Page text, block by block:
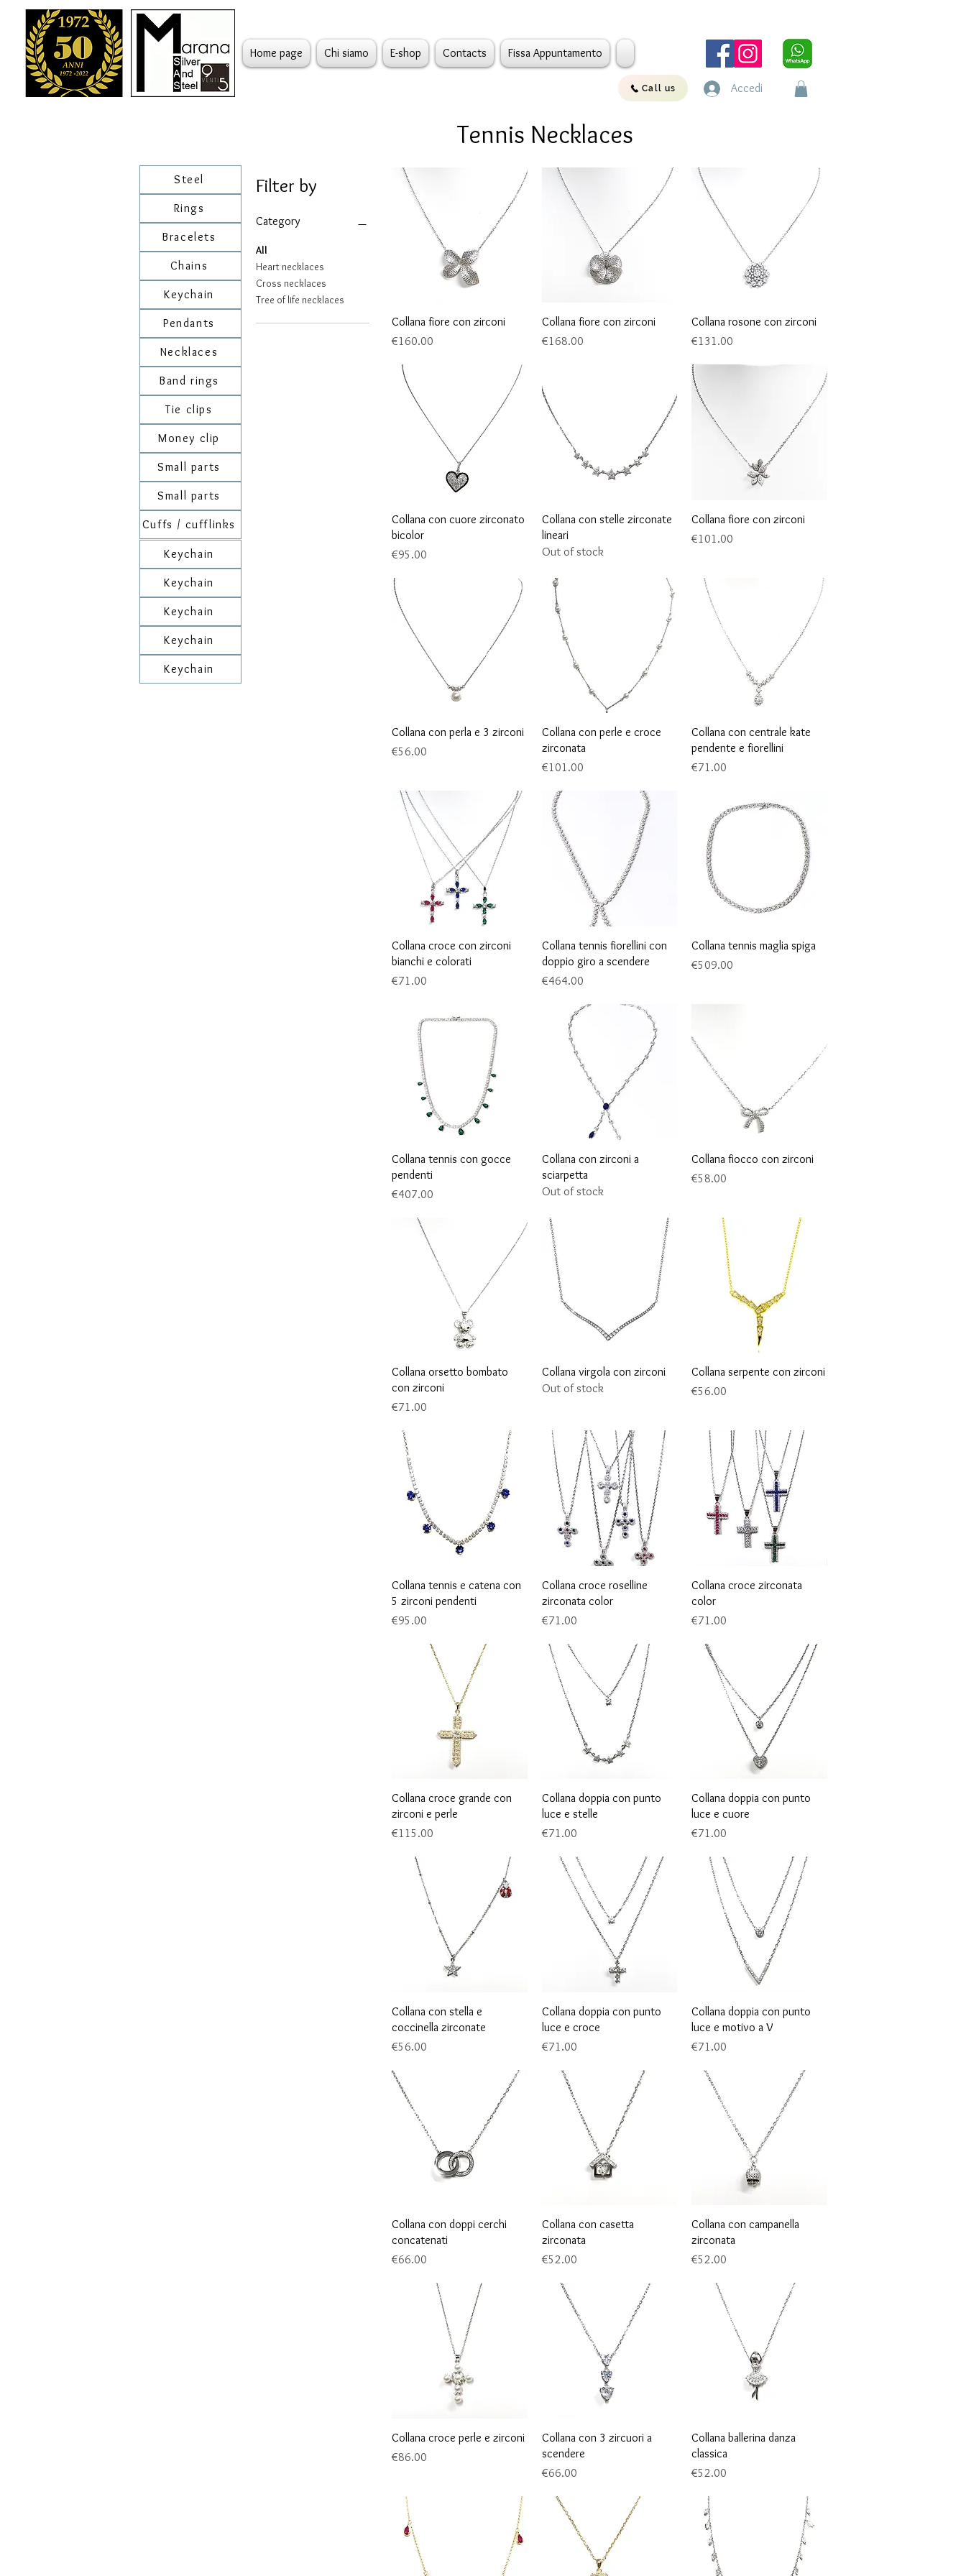
Home page Chi siamo E-shop Contacts Fissa Appuntamento
Call us Accedi
Tennis Necklaces
Steel
Rings
Bracelets
Chains
Keychain
Pendants
Necklaces
Band rings
Tie clips
Money clip
Small parts
Small parts
Cuffs / cufflinks
Keychain
Keychain
Keychain
Keychain
Keychain
Filter by
Category
All
Heart necklaces
Cross necklaces
Tree of life necklaces
Quick View
Collana fiore con zirconi
Price
€160.00
Quick View
Collana fiore con zirconi
Price
€168.00
Quick View
Collana rosone con zirconi
Price
€131.00
Quick View
Collana con cuore zirconato
bicolor
Price
€95.00
Quick View
Collana con stelle zirconate
lineari
Out of stock
Quick View
Collana fiore con zirconi
Price
€101.00
Quick View
Collana con perla e 3 zirconi
Price
€56.00
Quick View
Collana con perle e croce
zirconata
Price
€101.00
Quick View
Collana con centrale kate
pendente e fiorellini
Price
€71.00
Quick View
Collana croce con zirconi
bianchi e colorati
Price
€71.00
Quick View
Collana tennis fiorellini con
doppio giro a scendere
Price
€464.00
Quick View
Collana tennis maglia spiga
Price
€509.00
Quick View
Collana tennis con gocce
pendenti
Price
€407.00
Quick View
Collana con zirconi a
sciarpetta
Out of stock
Quick View
Collana fiocco con zirconi
Price
€58.00
Quick View
Collana orsetto bombato
con zirconi
Price
€71.00
Quick View
Collana virgola con zirconi
Out of stock
Quick View
Collana serpente con zirconi
Price
€56.00
Quick View
Collana tennis e catena con
5 zirconi pendenti
Price
€95.00
Quick View
Collana croce roselline
zirconata color
Price
€71.00
Quick View
Collana croce zirconata
color
Price
€71.00
Quick View
Collana croce grande con
zirconi e perle
Price
€115.00
Quick View
Collana doppia con punto
luce e stelle
Price
€71.00
Quick View
Collana doppia con punto
luce e cuore
Price
€71.00
Quick View
Collana con stella e
coccinella zirconate
Price
€56.00
Quick View
Collana doppia con punto
luce e croce
Price
€71.00
Quick View
Collana doppia con punto
luce e motivo a V
Price
€71.00
Quick View
Collana con doppi cerchi
concatenati
Price
€66.00
Quick View
Collana con casetta
zirconata
Price
€52.00
Quick View
Collana con campanella
zirconata
Price
€52.00
Quick View
Collana croce perle e zirconi
Price
€86.00
Quick View
Collana con 3 zircuori a
scendere
Price
€66.00
Quick View
Collana ballerina danza
classica
Price
€52.00